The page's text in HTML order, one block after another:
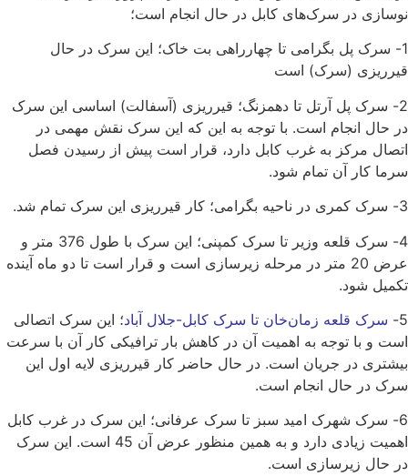
نوسازی در سرک‌های کابل در حال انجام است؛
1- سرک پل بگرامی تا چهارراهی بت خاک؛ این سرک در حال
قیرریزی (سرک) است
2- سرک پل آرتل تا دهمزنگ؛ قیرریزی (آسفالت) اساسی این سرک
در حال انجام است. با توجه به این که این سرک نقش مهمی در
اتصال مرکز به غرب کابل دارد، قرار است پیش از رسیدن فصل
سرما کار آن تمام شود.
3- سرک کمری در ناحیه بگرامی؛ کار قیرریزی این سرک تمام شد.
4- سرک قلعه وزیر تا سرک کمپنی؛ این سرک با طول 376 متر و
عرض 20 متر در مرحله زیرسازی است و قرار است تا دو ماه آینده
تکمیل شود.
5-
سرک قلعه زمان‌خان تا سرک کابل-جلال آباد؛ این سرک اتصالی
است و با توجه به اهمیت آن در کاهش بار ترافیکی کار آن با سرعت
بیشتری در جریان است. در حال حاضر کار قیرریزی لایه اول این
سرک در حال انجام است.
6- سرک شهرک امید سبز تا سرک عرفانی؛ این سرک در غرب کابل
اهمیت زیادی دارد و به همین منظور عرض آن 45 است. این سرک
در حال زیرسازی است.